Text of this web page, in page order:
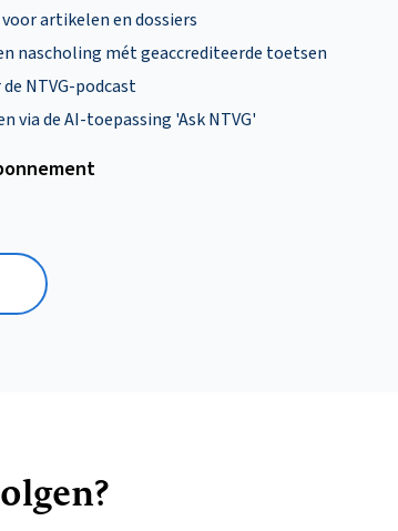
artikelen en dossiers
nascholing mét geaccrediteerde toetsen
NTVG-podcast
via de AI-toepassing 'Ask NTVG'